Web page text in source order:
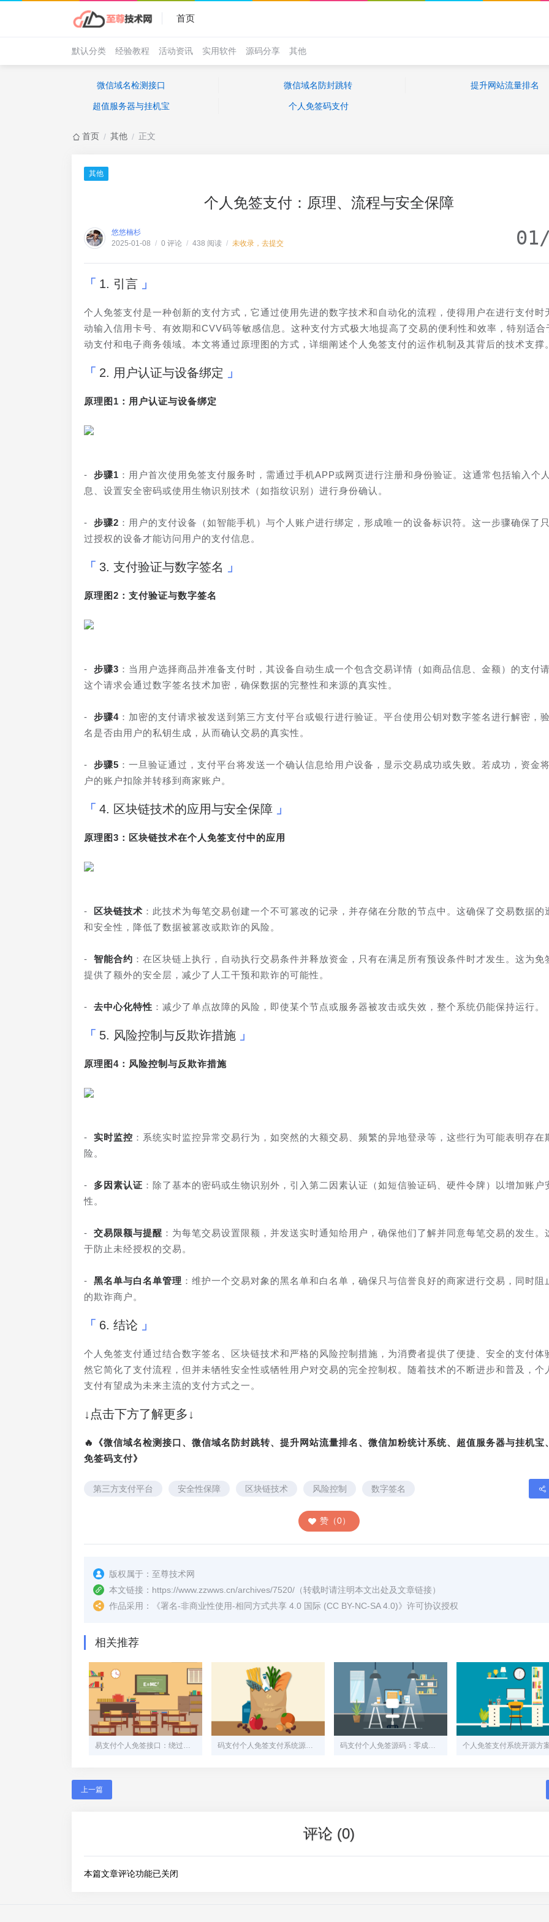
首页
默认分类 经验教程 活动资讯 实用软件 源码分享 其他
微信域名检测接口 微信域名防封跳转 提升网站流量排名
超值服务器与挂机宝 个人免签码支付
首页 / 其他 / 正文
其他
个人免签支付：原理、流程与安全保障
悠悠楠杉
2025-01-08 / 0 评论 / 438 阅读 / 未收录，去提交
1. 引言
个人免签支付是一种创新的支付方式，它通过使用先进的数字技术和自动化的流程，使得用户在进行支付时
动输入信用卡号、有效期和CVV码等敏感信息。这种支付方式极大地提高了交易的便利性和效率，特别适合
动支付和电子商务领域。本文将通过原理图的方式，详细阐述个人免签支付的运作机制及其背后的技术支撑。
2. 用户认证与设备绑定
原理图1：用户认证与设备绑定
- 步骤1 ：用户首次使用免签支付服务时，需通过手机APP或网页进行注册和身份验证。这通常包括输入个
息、设置安全密码或使用生物识别技术（如指纹识别）进行身份确认。
- 步骤2 ：用户的支付设备（如智能手机）与个人账户进行绑定，形成唯一的设备标识符。这一步骤确保了
过授权的设备才能访问用户的支付信息。
3. 支付验证与数字签名
原理图2：支付验证与数字签名
- 步骤3 ：当用户选择商品并准备支付时，其设备自动生成一个包含交易详情（如商品信息、金额）的支付请
这个请求会通过数字签名技术加密，确保数据的完整性和来源的真实性。
- 步骤4 ：加密的支付请求被发送到第三方支付平台或银行进行验证。平台使用公钥对数字签名进行解密，
名是否由用户的私钥生成，从而确认交易的真实性。
- 步骤5 ：一旦验证通过，支付平台将发送一个确认信息给用户设备，显示交易成功或失败。若成功，资金
户的账户扣除并转移到商家账户。
4. 区块链技术的应用与安全保障
原理图3：区块链技术在个人免签支付中的应用
- 区块链技术 ：此技术为每笔交易创建一个不可篡改的记录，并存储在分散的节点中。这确保了交易数据的
和安全性，降低了数据被篡改或欺诈的风险。
- 智能合约 ：在区块链上执行，自动执行交易条件并释放资金，只有在满足所有预设条件时才发生。这为免
提供了额外的安全层，减少了人工干预和欺诈的可能性。
- 去中心化特性 ：减少了单点故障的风险，即使某个节点或服务器被攻击或失效，整个系统仍能保持运行。
5. 风险控制与反欺诈措施
原理图4：风险控制与反欺诈措施
- 实时监控 ：系统实时监控异常交易行为，如突然的大额交易、频繁的异地登录等，这些行为可能表明存在
险。
- 多因素认证 ：除了基本的密码或生物识别外，引入第二因素认证（如短信验证码、硬件令牌）以增加账户
性。
- 交易限额与提醒 ：为每笔交易设置限额，并发送实时通知给用户，确保他们了解并同意每笔交易的发生。
于防止未经授权的交易。
- 黑名单与白名单管理 ：维护一个交易对象的黑名单和白名单，确保只与信誉良好的商家进行交易，同时阻
的欺诈商户。
6. 结论
个人免签支付通过结合数字签名、区块链技术和严格的风险控制措施，为消费者提供了便捷、安全的支付体
然它简化了支付流程，但并未牺牲安全性或牺牲用户对交易的完全控制权。随着技术的不断进步和普及，个
支付有望成为未来主流的支付方式之一。
↓点击下方了解更多↓
🔥《微信域名检测接口、微信域名防封跳转、提升网站流量排名、微信加粉统计系统、超值服务器与挂机宝
免签码支付》
第三方支付平台 安全性保障 区块链技术 风险控制 数字签名
赞（0）
版权属于： 至尊技术网
本文链接： https://www.zzwws.cn/archives/7520/ （转载时请注明本文出处及文章链接）
作品采用：
《署名-非商业性使用-相同方式共享 4.0 国际 (CC BY-NC-SA 4.0)》许可协议授权
相关推荐
易支付个人免签接口：绕过繁琐流程，实现资金自主管理的隐秘通道 码支付个人免签支付系统源码解析：从搭建到实战 码支付个人免签源码：零成本搭建自己的支付接口
上一篇
评论 (0)
本篇文章评论功能已关闭